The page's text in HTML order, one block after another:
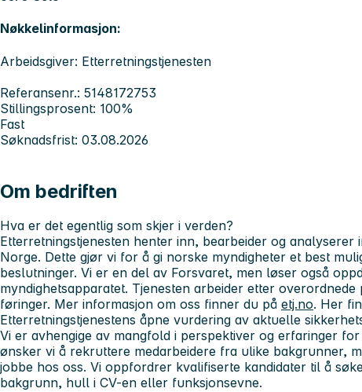
Nøkkelinformasjon:
Arbeidsgiver: Etterretningstjenesten
Referansenr.: 5148172753
Stillingsprosent: 100%
Fast
Søknadsfrist: 03.08.2026
Om bedriften
Hva er det egentlig som skjer i verden?
Etterretningstjenesten henter inn, bearbeider og analyserer
Norge. Dette gjør vi for å gi norske myndigheter et best
beslutninger. Vi er en del av Forsvaret, men løser også
myndighetsapparatet. Tjenesten arbeider etter
føringer. Mer informasjon om oss finner du på etj.no. Her
Etterretningstjenestens åpne vurdering av aktuelle
Vi er avhengige av mangfold i perspektiver og erfaringer
ønsker vi å rekruttere medarbeidere fra ulike bakgrunner,
jobbe hos oss. Vi oppfordrer kvalifiserte kandidater til å
bakgrunn, hull i CV-en eller funksjonsevne.